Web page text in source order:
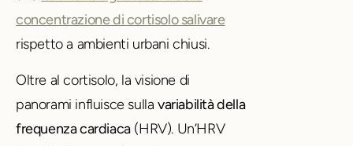
concentrazione di cortisolo salivare
rispetto a ambienti urbani chiusi.
Oltre al cortisolo, la visione di
panorami influisce sulla variabilità della
frequenza cardiaca(HRV). Un’HRV